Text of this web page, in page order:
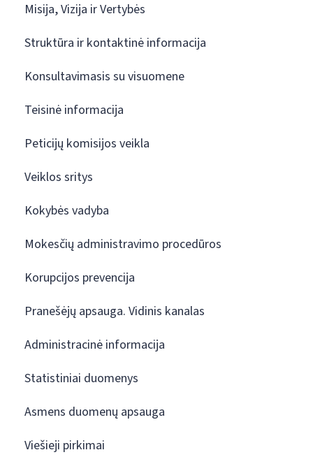
Misija, Vizija ir Vertybės
Struktūra ir kontaktinė informacija
Konsultavimasis su visuomene
Teisinė informacija
Peticijų komisijos veikla
Veiklos sritys
Kokybės vadyba
Mokesčių administravimo procedūros
Korupcijos prevencija
Pranešėjų apsauga. Vidinis kanalas
Administracinė informacija
Statistiniai duomenys
Asmens duomenų apsauga
Viešieji pirkimai